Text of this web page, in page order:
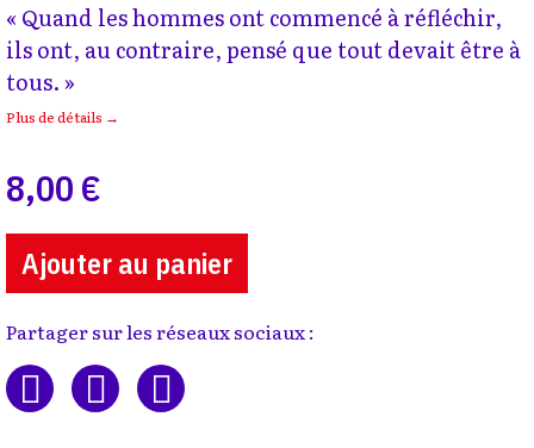
« Quand les hommes ont commencé à réfléchir,
ils ont, au contraire, pensé que tout devait être à
tous. »
Plus de détails →
8,00 €
Ajouter au panier
Partager sur les réseaux sociaux :